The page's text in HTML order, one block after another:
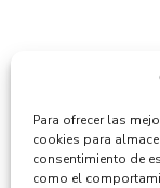
Para ofrecer las
cookies para
consentimiento de
como el